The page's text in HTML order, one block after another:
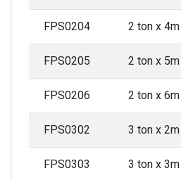
FPS0204 2 ton x 4m
FPS0205 2 ton x 5m
FPS0206 2 ton x 6m
FPS0302 3 ton x 2m
FPS0303 3 ton x 3m